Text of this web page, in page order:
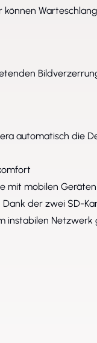
automatisch die
mit mobilen
der zwei SD-
instabilen Netzwerk